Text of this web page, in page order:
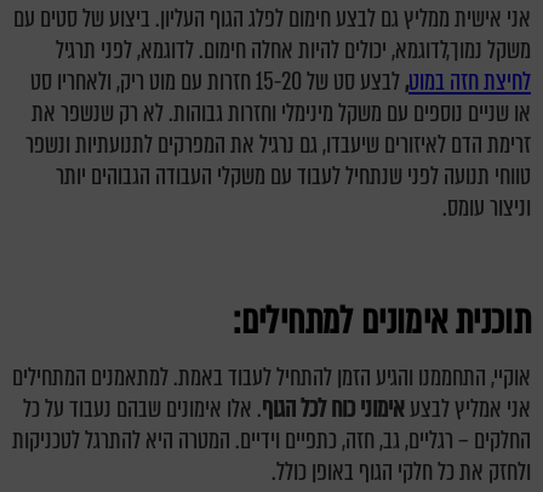
אני אישית ממליץ גם לבצע חימום לפלג הגוף העליון. ביצוע של סטים עם
משקל נמוך,לדוגמא, יכולים להיות אחלה חימום. לדוגמא, לפני תרגיל
לחיצת חזה במוט,
לבצע סט של 15-20 חזרות עם מוט ריק, ולאחריו סט
או שניים נוספים עם משקל מינימלי וחזרות גבוהות. לא רק שנשפר את
זרימת הדם לאיזורים שיעבדו, גם נרגיל את המפרקים לתנועתיות ונשפר
טווחי תנועה לפני שנתחיל לעבוד עם משקלי העבודה הגבוהים יותר
וניצור עומס.
תוכנית אימונים למתחילים:
אוקיי, התחממנו והגיע הזמן להתחיל לעבוד באמת. למתאמנים המתחילים
אני אמליץ לבצעאימוני כוח לכל הגוף. אלו אימונים שבהם נעבוד על כל
החלקים – רגליים, גב, חזה, כתפיים וידיים. המטרה היא להתרגל לטכניקות
ולחזק את כל חלקי הגוף באופן כולל.